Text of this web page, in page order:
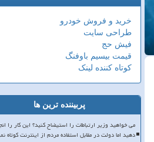
خرید و فروش خودرو
طراحی سایت
فیش حج
قیمت بیسیم باوفنگ
کوتاه کننده لینک
پربیننده ترین ها
می خواهید وزیر ارتباطات را استیضاح کنید؟ این کار را
دهید اما دولت در مقابل استفاده مردم از اینترنت کوتاه